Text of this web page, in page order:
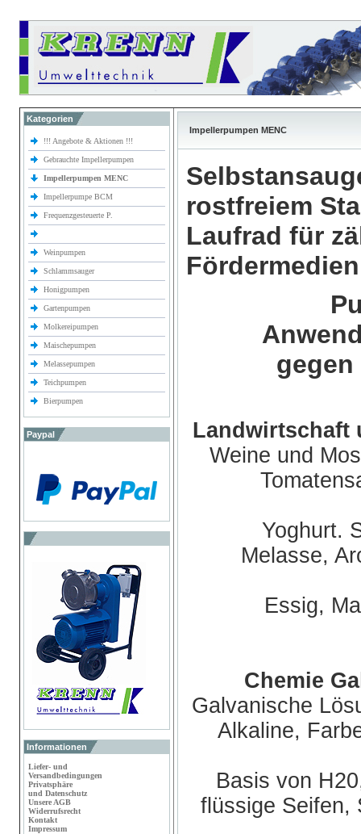
Kategorien
!!! Angebote & Aktionen !!!
Gebrauchte Impellerpumpen
Impellerpumpen MENC
Impellerpumpe BCM
Frequenzgesteuerte P.
Weinpumpen
Schlammsauger
Honigpumpen
Gartenpumpen
Molkereipumpen
Maischepumpen
Melassepumpen
Teichpumpen
Bierpumpen
Paypal
Informationen
Liefer- und
Versandbedingungen
Privatsphäre
und Datenschutz
Unsere AGB
Widerrufsrecht
Kontakt
Impressum
Impellerpumpen MENC
rostfreiem
Laufrad für
Landwirtschaft
Weine und
Yoghurt.
Melasse,
Essig,
Chemie
Galvanische
Alkaline,
Basis von
flüssige Seifen,